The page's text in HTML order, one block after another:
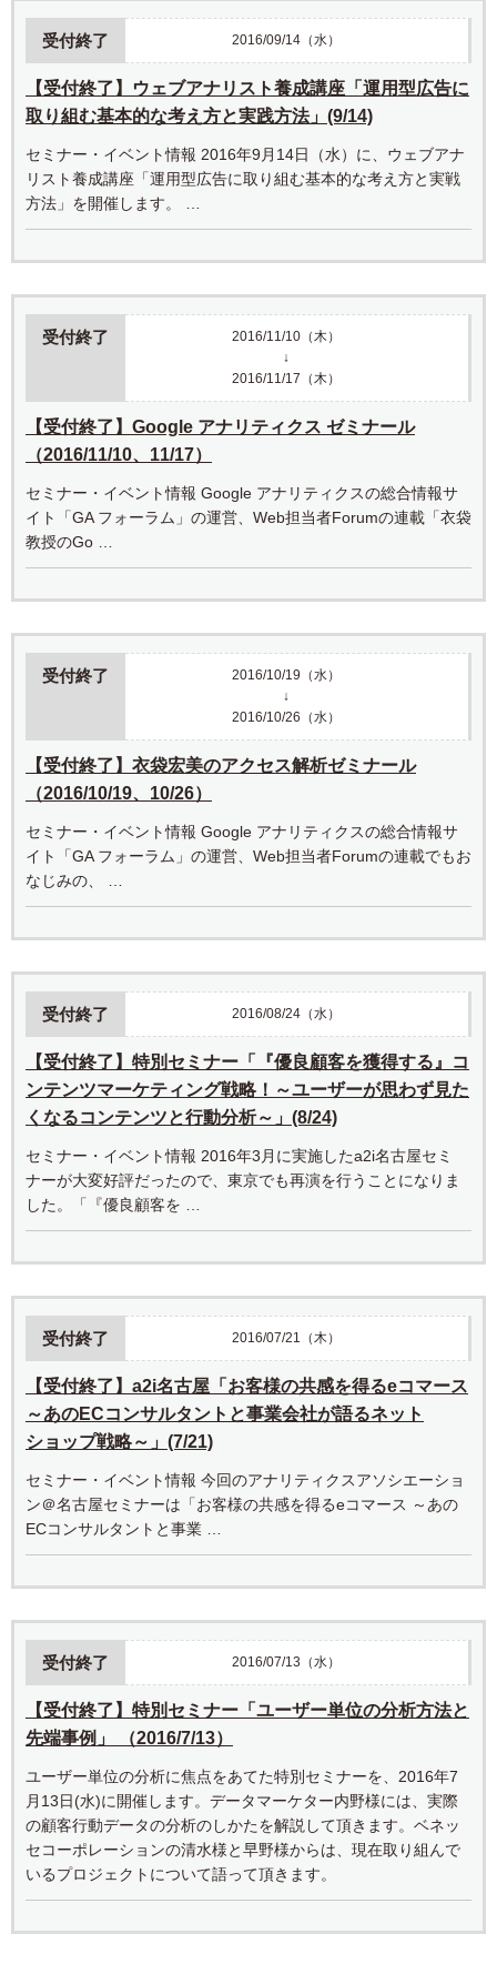
受付終了 2016/09/14（水）
【受付終了】ウェブアナリスト養成講座「運用型広告に
取り組む基本的な考え方と実践方法」(9/14)
セミナー・イベント情報 2016年9月14日（水）に、ウェブアナ
リスト養成講座「運用型広告に取り組む基本的な考え方と実戦
方法」を開催します。 …
受付終了
2016/11/10（木）
↓
2016/11/17（木）
【受付終了】Google アナリティクス ゼミナール
（2016/11/10、11/17）
セミナー・イベント情報 Google アナリティクスの総合情報サ
イト「GA フォーラム」の運営、Web担当者Forumの連載「衣袋
教授のGo …
受付終了
2016/10/19（水）
↓
2016/10/26（水）
【受付終了】衣袋宏美のアクセス解析ゼミナール
（2016/10/19、10/26）
セミナー・イベント情報 Google アナリティクスの総合情報サ
イト「GA フォーラム」の運営、Web担当者Forumの連載でもお
なじみの、 …
受付終了 2016/08/24（水）
【受付終了】特別セミナー「『優良顧客を獲得する』コ
ンテンツマーケティング戦略！～ユーザーが思わず見た
くなるコンテンツと行動分析～」(8/24)
セミナー・イベント情報 2016年3月に実施したa2i名古屋セミ
ナーが大変好評だったので、東京でも再演を行うことになりま
した。「『優良顧客を …
受付終了 2016/07/21（木）
【受付終了】a2i名古屋「お客様の共感を得るeコマース
～あのECコンサルタントと事業会社が語るネット
ショップ戦略～」(7/21)
セミナー・イベント情報 今回のアナリティクスアソシエーショ
ン＠名古屋セミナーは「お客様の共感を得るeコマース ～あの
ECコンサルタントと事業 …
受付終了 2016/07/13（水）
【受付終了】特別セミナー「ユーザー単位の分析方法と
先端事例」 （2016/7/13）
ユーザー単位の分析に焦点をあてた特別セミナーを、2016年7
月13日(水)に開催します。データマーケター内野様には、実際
の顧客行動データの分析のしかたを解説して頂きます。ベネッ
セコーポレーションの清水様と早野様からは、現在取り組んで
いるプロジェクトについて語って頂きます。